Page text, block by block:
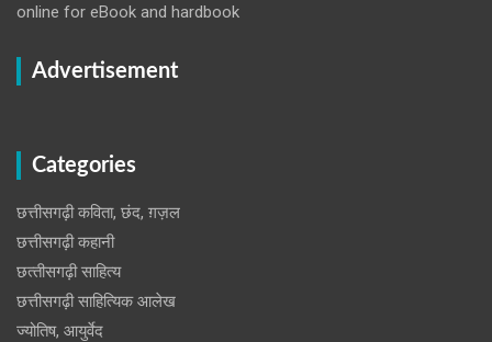
online for eBook and hardbook
Advertisement
Categories
छत्तीसगढ़ी कविता, छंद, ग़ज़ल
छत्तीसगढ़ी कहानी
छत्‍तीसगढ़ी साहित्‍य
छत्तीसगढ़ी साहित्यिक आलेख
ज्योतिष, आयुर्वेद